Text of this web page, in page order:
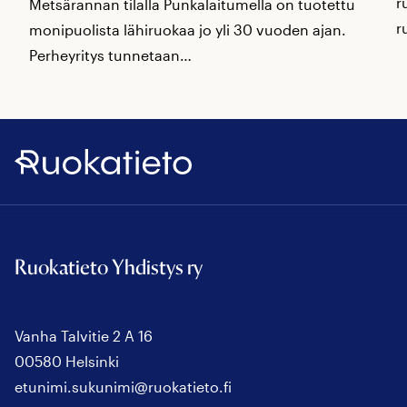
Metsärannan tilalla Punkalaitumella on tuotettu
monipuolista lähiruokaa jo yli 30 vuoden ajan.
Perheyritys tunnetaan…
Ruokatieto
Ruokatieto Yhdistys ry
Vanha Talvitie 2 A 16
00580 Helsinki
etunimi.sukunimi@ruokatieto.fi